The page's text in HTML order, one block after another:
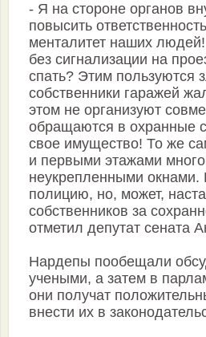
- Я на стороне органов
повысить
менталитет наших
без сигнализации на
спать? Этим пользуются
собственники гаражей
этом не организуют
обращаются в охранные
свое имущество! То же
и первыми этажами
неукрепленными окнами.
полицию, но, может,
собственников за
отметил депутат сената
Нардепы пообещали
учеными, а затем в
они получат
внести их в